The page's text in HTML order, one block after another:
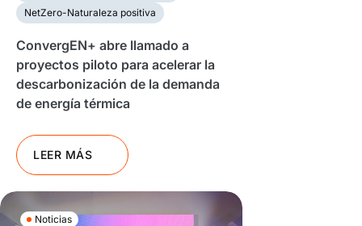
NetZero-Naturaleza positiva
ConvergEN+ abre llamado a
proyectos piloto para acelerar la
descarbonización de la demanda
de energía térmica
LEER MÁS
Noticias